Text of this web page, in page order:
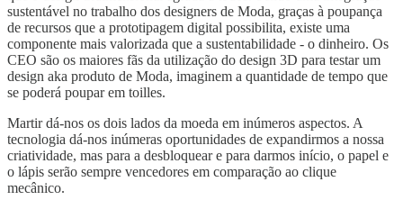
sustentável no trabalho dos designers de Moda, graças à poupança
de recursos que a prototipagem digital possibilita, existe uma
componente mais valorizada que a sustentabilidade - o dinheiro. Os
CEO são os maiores fãs da utilização do design 3D para testar um
design aka produto de Moda, imaginem a quantidade de tempo que
se poderá poupar em toilles.
Martir dá-nos os dois lados da moeda em inúmeros aspectos. A
tecnologia dá-nos inúmeras oportunidades de expandirmos a nossa
criatividade, mas para a desbloquear e para darmos início, o papel e
o lápis serão sempre vencedores em comparação ao clique
mecânico.